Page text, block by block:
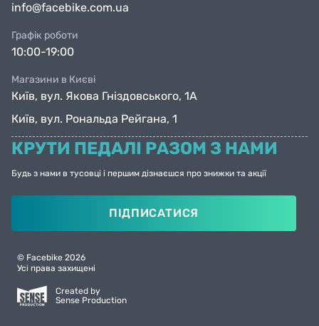
info@facebike.com.ua
Графік роботи
10:00-19:00
Магазини в Києві
Київ, вул. Якова Гніздовського, 1А
Київ, вул. Рональда Рейгана, 1
КРУТИ ПЕДАЛІ РАЗОМ З НАМИ
Будь з нами в тусовці і першим дізнаєшся про знижки та акції
ПІДПИСАТИСЯ
© Facebike 2026
Усі права захищені
Created by
Sense Production